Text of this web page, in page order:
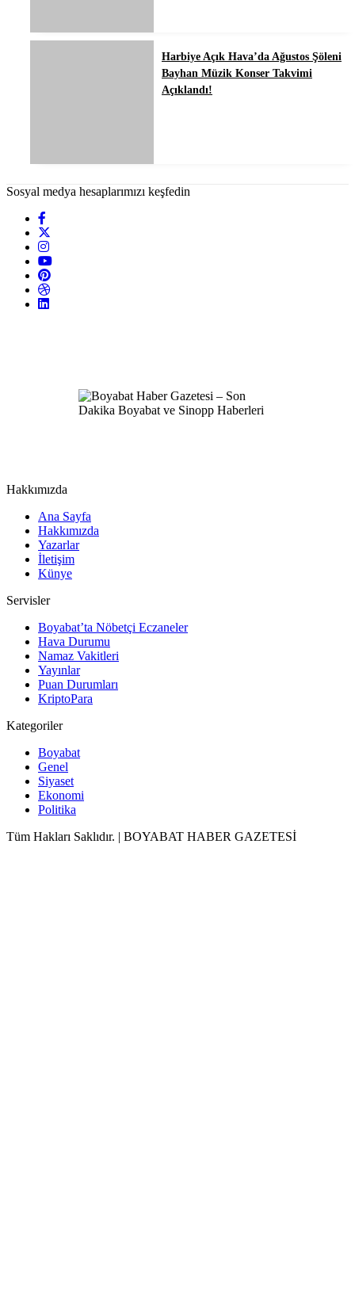
Harbiye Açık Hava’da Ağustos Şöleni
Bayhan Müzik Konser Takvimi
Açıklandı!
Sosyal medya hesaplarımızı keşfedin
Hakkımızda
Ana Sayfa
Hakkımızda
Yazarlar
İletişim
Künye
Servisler
Boyabat’ta Nöbetçi Eczaneler
Hava Durumu
Namaz Vakitleri
Yayınlar
Puan Durumları
KriptoPara
Kategoriler
Boyabat
Genel
Siyaset
Ekonomi
Politika
Tüm Hakları Saklıdır. | BOYABAT HABER GAZETESİ